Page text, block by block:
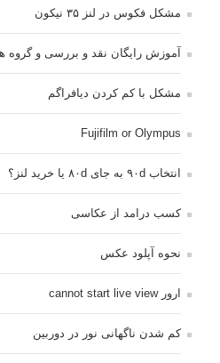
مشکل فکوس در لنز ۳۵ نیکون
آموزش رایگان نقد و بررسی و گروه
مشکل با کم کردن دیافراگم
Fujifilm or Olympus
انتخاب ۹۰d به جای ۸۰d یا خرید لنز؟
کسب درامد از عکاسی
نحوه آپلود عکس
ارور cannot start live view
کم شدن ناگهانی نور در دوربین